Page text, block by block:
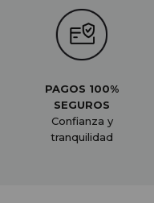
PAGOS 100%
SEGUROS
Confianza y
tranquilidad